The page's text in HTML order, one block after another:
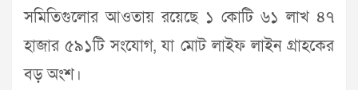
সমিতিগুলোর আওতায় রয়েছে ১ কোটি ৬১ লাখ ৪৭
হাজার ৫৯১টি সংযোগ, যা মোট লাইফ লাইন গ্রাহকের
বড় অংশ।